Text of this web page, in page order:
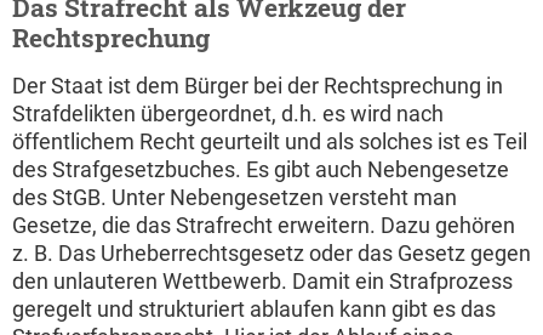
Das Strafrecht als Werkzeug der
Rechtsprechung
Der Staat ist dem Bürger bei der Rechtsprechung in
Strafdelikten übergeordnet, d.h. es wird nach
öffentlichem Recht geurteilt und als solches ist es Teil
des Strafgesetzbuches. Es gibt auch Nebengesetze
des StGB. Unter Nebengesetzen versteht man
Gesetze, die das Strafrecht erweitern. Dazu gehören
z. B. Das Urheberrechtsgesetz oder das Gesetz gegen
den unlauteren Wettbewerb. Damit ein Strafprozess
geregelt und strukturiert ablaufen kann gibt es das